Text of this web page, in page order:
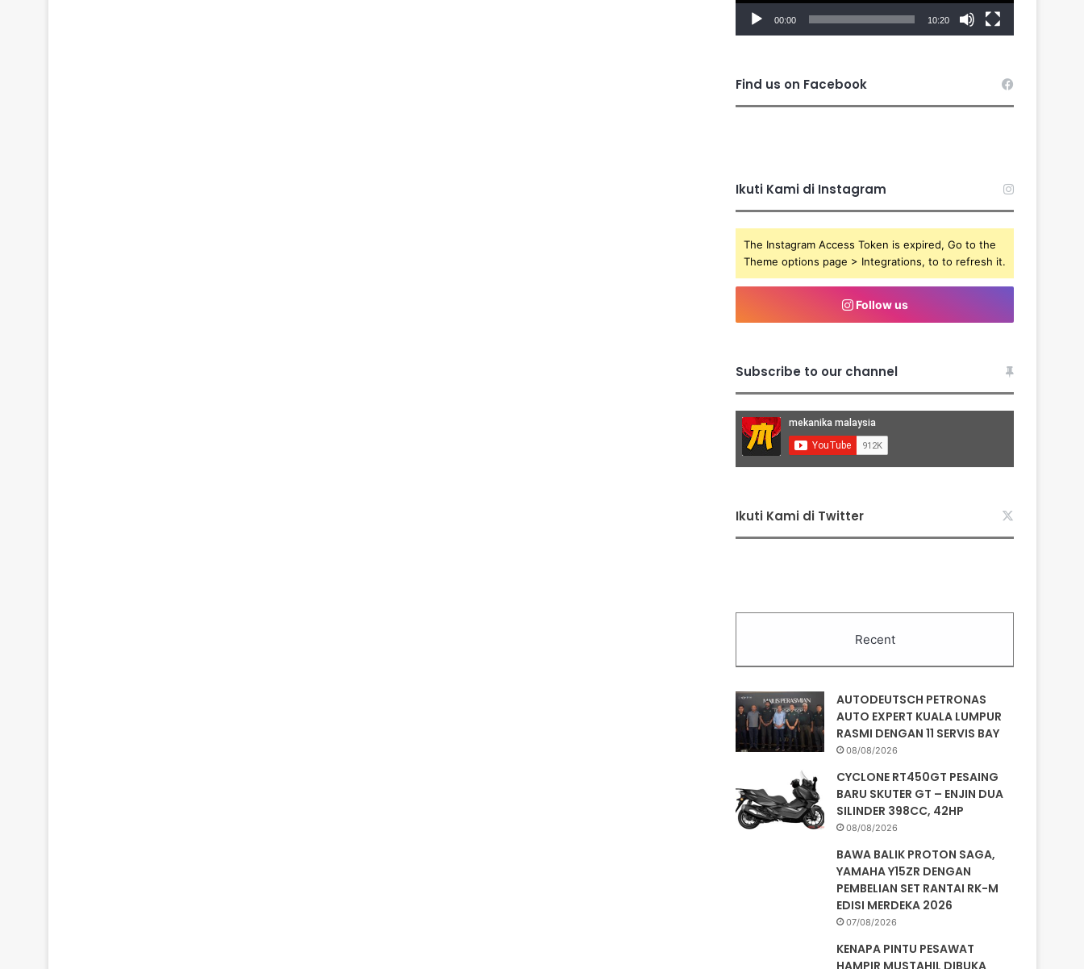
00:00 10:20
Find us on Facebook
Ikuti Kami di Instagram
The Instagram Access Token is expired, Go to the
Theme options page > Integrations, to to refresh it.
Follow us
Subscribe to our channel
Ikuti Kami di Twitter
Recent
AUTODEUTSCH PETRONAS
AUTO EXPERT KUALA LUMPUR
RASMI DENGAN 11 SERVIS BAY
08/08/2026
CYCLONE RT450GT PESAING
BARU SKUTER GT – ENJIN DUA
SILINDER 398CC, 42HP
08/08/2026
BAWA BALIK PROTON SAGA,
YAMAHA Y15ZR DENGAN
PEMBELIAN SET RANTAI RK-M
EDISI MERDEKA 2026
07/08/2026
KENAPA PINTU PESAWAT
HAMPIR MUSTAHIL DIBUKA